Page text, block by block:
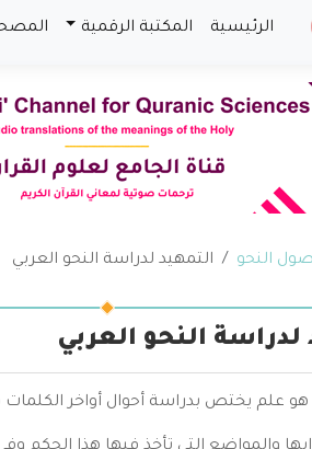
الرئيسية المكتبة الرقمية
النحو التمهيد لدراسة النحو العربي
لدراسة النحو العربي
هو علم يختص بدراسة أحوال أواخر